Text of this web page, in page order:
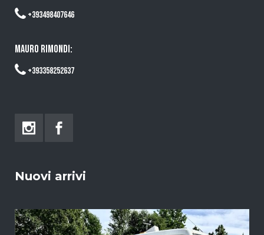
+393498407646
MAURO RIMONDI:
+393358252637
Nuovi arrivi